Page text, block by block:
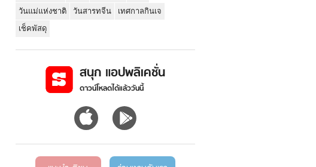
วันแม่แห่งชาติ
วันสารทจีน
เทศกาลกินเจ
เช็คพัสดุ
สนุก แอปพลิเคชั่น
ดาวน์โหลดได้แล้ววันนี้